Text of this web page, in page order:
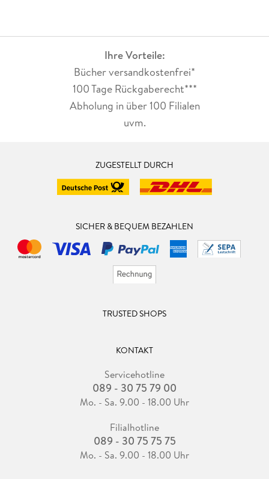
Ihre Vorteile:
Bücher versandkostenfrei*
100 Tage Rückgaberecht***
Abholung in über 100 Filialen
uvm.
ZUGESTELLT DURCH
SICHER & BEQUEM BEZAHLEN
TRUSTED SHOPS
KONTAKT
Servicehotline
089 - 30 75 79 00
Mo. - Sa. 9.00 - 18.00 Uhr
Filialhotline
089 - 30 75 75 75
Mo. - Sa. 9.00 - 18.00 Uhr